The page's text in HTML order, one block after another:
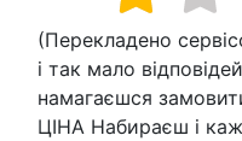
(Перекладено
і так мало
намагаєшся
ЦІНА Набираєш і